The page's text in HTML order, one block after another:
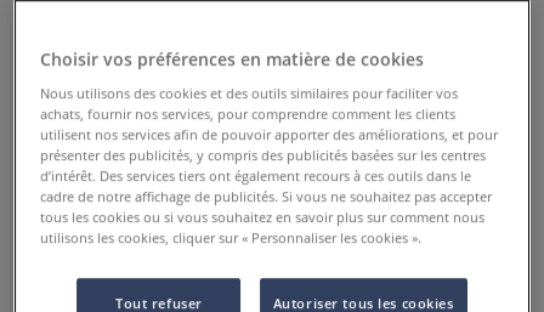
Pinceau Artists' Acrylic pointe
ronde
0 Commentaires
Choisir vos préférences en matière de cookies
Nous utilisons des cookies et des outils similaires pour faciliter vos
achats, fournir nos services, pour comprendre comment les clients
utilisent nos services afin de pouvoir apporter des améliorations, et pour
présenter des publicités, y compris des publicités basées sur les centres
d’intérêt. Des services tiers ont également recours à ces outils dans le
cadre de notre affichage de publicités. Si vous ne souhaitez pas accepter
tous les cookies ou si vous souhaitez en savoir plus sur comment nous
utilisons les cookies, cliquer sur « Personnaliser les cookies ».
Tout refuser Autoriser tous les cookies